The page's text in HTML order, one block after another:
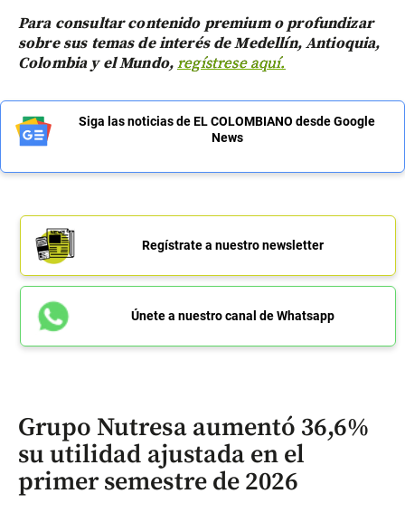
Para consultar contenido premium o profundizar
sobre sus temas de interés de Medellín, Antioquia,
Colombia y el Mundo,regístrese aquí.
Siga las noticias de EL COLOMBIANO desde Google
News
Regístrate a nuestro newsletter
Únete a nuestro canal de Whatsapp
Grupo Nutresa aumentó 36,6%
su utilidad ajustada en el
primer semestre de 2026